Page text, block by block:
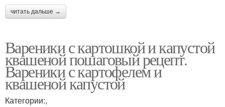
читать дальше →
Вареники с картошкой и капустой
квашеной пошаговый рецепт.
Вареники с картофелем и
квашеной капустой
Категории:,